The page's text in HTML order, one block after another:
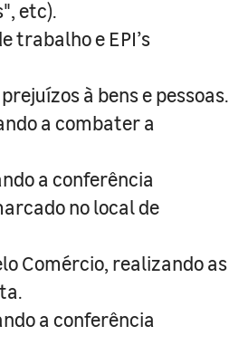
etc).
trabalho e EPI’s
à bens e pessoas.
a combater a
a conferência
no local de
Comércio, realizando as
a conferência